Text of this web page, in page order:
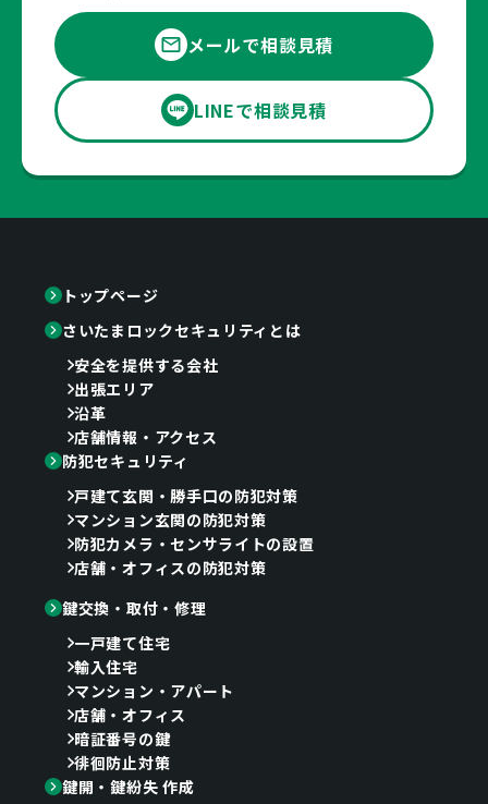
メールで相談見積
LINEで相談見積
トップページ
さいたまロックセキュリティとは
安全を提供する会社
出張エリア
沿革
店舗情報・アクセス
防犯セキュリティ
戸建て玄関・勝手口の防犯対策
マンション玄関の防犯対策
防犯カメラ・センサライトの設置
店舗・オフィスの防犯対策
鍵交換・取付・修理
一戸建て住宅
輸入住宅
マンション・アパート
店舗・オフィス
暗証番号の鍵
徘徊防止対策
鍵開・鍵紛失 作成